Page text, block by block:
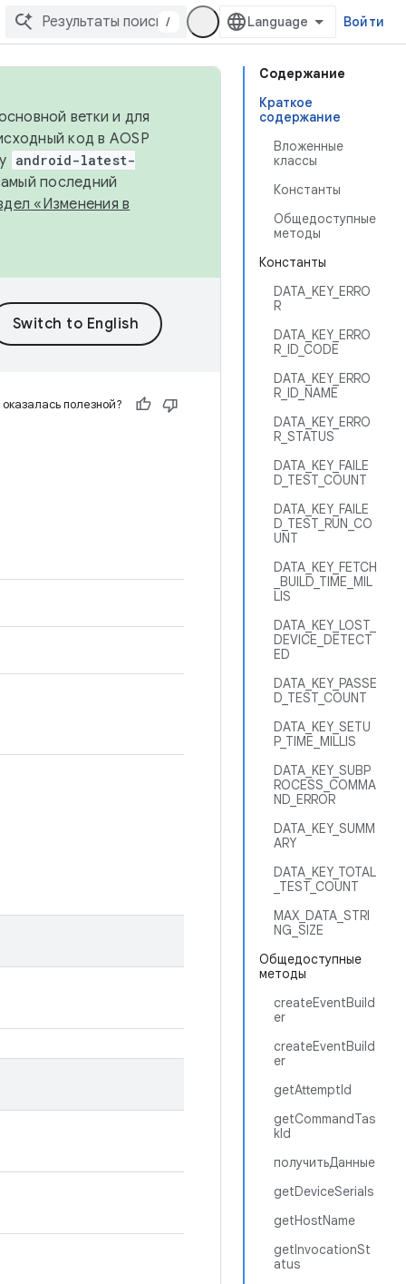
/ Войти
Содержание
Краткое
содержание
Вложенные
классы
Константы
Общедоступные
методы
Константы
DATA_KEY_ERRO
R
DATA_KEY_ERRO
R_ID_CODE
DATA_KEY_ERRO
R_ID_NAME
DATA_KEY_ERRO
R_STATUS
DATA_KEY_FAILE
D_TEST_COUNT
DATA_KEY_FAILE
D_TEST_RUN_CO
UNT
DATA_KEY_FETCH
_BUILD_TIME_MIL
LIS
DATA_KEY_LOST_
DEVICE_DETECT
ED
DATA_KEY_PASSE
D_TEST_COUNT
DATA_KEY_SETU
P_TIME_MILLIS
DATA_KEY_SUBP
ROCESS_COMMA
ND_ERROR
DATA_KEY_SUMM
ARY
DATA_KEY_TOTAL
_TEST_COUNT
MAX_DATA_STRI
NG_SIZE
Общедоступные
методы
createEventBuild
er
createEventBuild
er
getAttemptId
getCommandTas
kId
получитьДанные
getDeviceSerials
getHostName
getInvocationSt
atus
ветки и для
код в AOSP
android-latest-
последний
«Изменения в
полезной?